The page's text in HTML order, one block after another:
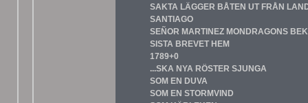
SAKTA LÄGGER BÅTEN UT FRÅN
SANTIAGO
SEÑOR MARTINEZ MONDRAGONS
SISTA BREVET HEM
1789+0
...SKA NYA RÖSTER SJUNGA
SOM EN DUVA
SOM EN STORMVIND